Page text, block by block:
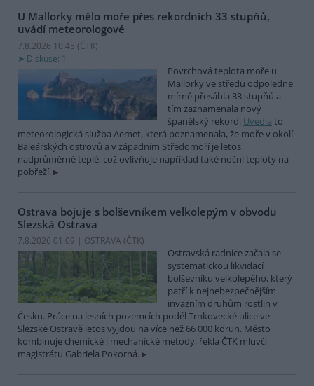
U Mallorky mělo moře přes rekordních 33 stupňů,
uvádí meteorologové
7.8.2026 10:45 (ČTK)
Diskuse: 1
Povrchová teplota moře u
Mallorky ve středu odpoledne
mírně přesáhla 33 stupňů a
tím zaznamenala nový
španělský rekord. Uvedla to
meteorologická služba Aemet, která poznamenala, že moře v okolí
Baleárských ostrovů a v západním Středomoří je letos
nadprůměrně teplé, což ovlivňuje například také noční teploty na
pobřeží.
Ostrava bojuje s bolševníkem velkolepým v obvodu
Slezská Ostrava
7.8.2026 01:09 | OSTRAVA (ČTK)
Ostravská radnice začala se
systematickou likvidací
bolševníku velkolepého, který
patří k nejnebezpečnějším
invazním druhům rostlin v
Česku. Práce na lesních pozemcích podél Trnkovecké ulice ve
Slezské Ostravě letos vyjdou na více než 66 000 korun. Město
kombinuje chemické i mechanické metody, řekla ČTK mluvčí
magistrátu Gabriela Pokorná.